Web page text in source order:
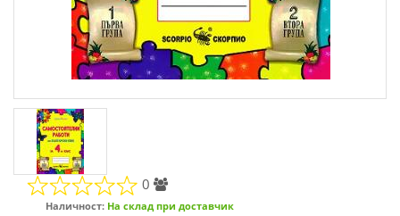
0
Наличност: На склад при доставчик